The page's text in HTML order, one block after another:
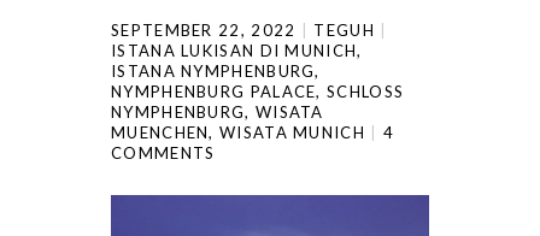
SEPTEMBER 22, 2022
TEGUH
ISTANA LUKISAN DI MUNICH,
ISTANA NYMPHENBURG,
NYMPHENBURG PALACE,SCHLOSS
NYMPHENBURG, WISATA
MUENCHEN,WISATA MUNICH
4
COMMENTS